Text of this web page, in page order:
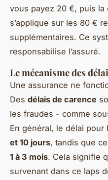
vous payez 20 €, puis la
s’applique sur les 80 €
supplémentaires. Ce
responsabilise l’assuré.
Le mécanisme des
Une assurance ne
Des délais de carence
les fraudes - comme
En général, le délai
et 10 jours, tandis que
1 à 3 mois. Cela signifie
survenant dans ce laps